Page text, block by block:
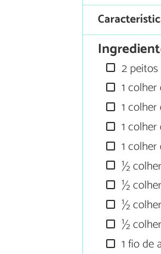
2
1
1
1
1
½
½
½
½
1 fio de